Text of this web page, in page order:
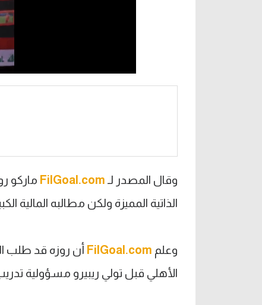
وقال المصدر لـ FilGoal.com ماركو
الذاتية المميزة ولكن مطالبه المالية
وعلم FilGoal.com
الأهلي قبل تولي ريبيرو مسؤولية